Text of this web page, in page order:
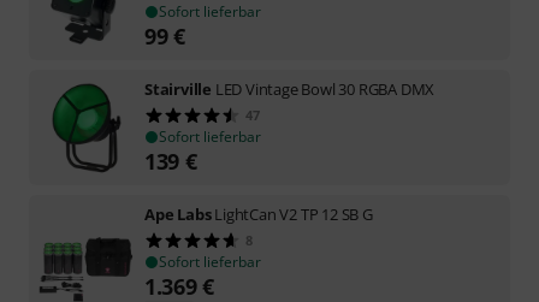
Sofort lieferbar
99€
Stairville LED Vintage Bowl 30 RGBA DMX
47
Sofort lieferbar
139 €
Ape LabsLightCan V2 TP 12 SB G
8
Sofort lieferbar
1.369€